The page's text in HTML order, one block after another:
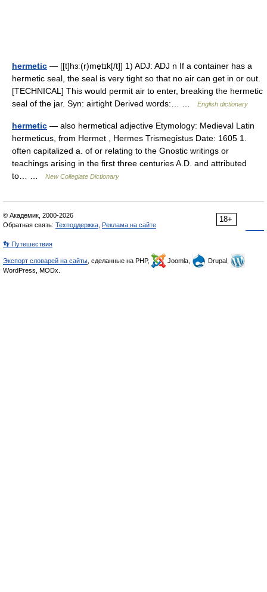
hermetic — [[t]hɜː(r)me̱tɪk[/t]] 1) ADJ: ADJ n If a container has a
hermetic seal, the seal is very tight so that no air can get in or out.
[TECHNICAL] This would permit air to enter, breaking the hermetic
seal of the jar. Syn: airtight Derived words:… …
English dictionary
hermetic — also hermetical adjective Etymology: Medieval Latin
hermeticus, from Hermet , Hermes Trismegistus Date: 1605 1.
often capitalized a. of or relating to the Gnostic writings or
teachings arising in the first three centuries A.D. and attributed
to… …
New Collegiate Dictionary
18+
© Академик, 2000-2026
Обратная связь: Техподдержка Реклама на сайте
👣 Путешествия
Экспорт словарей на сайты , сделанные на PHP, Joomla,
Drupal,
WordPress, MODx.